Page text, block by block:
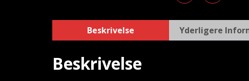
Beskrivelse Yderligere
Beskrivelse